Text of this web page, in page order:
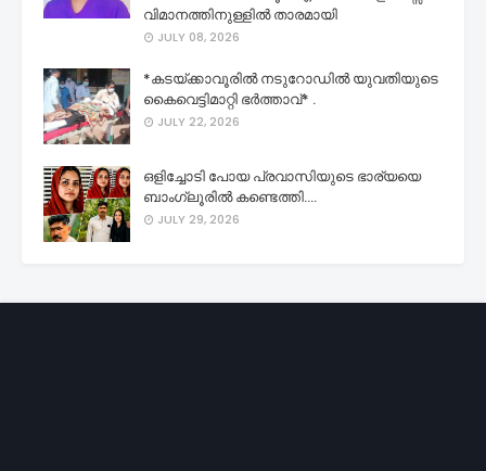
വിമാനത്തിനുള്ളിൽ താരമായി
JULY 08, 2026
*കടയ്ക്കാവൂരിൽ നടുറോഡിൽ യുവതിയുടെ
കൈവെട്ടിമാറ്റി ഭർത്താവ്* .
JULY 22, 2026
ഒളിച്ചോടി പോയ പ്രവാസിയുടെ ഭാര്യയെ
ബാംഗ്ലൂരിൽ കണ്ടെത്തി....
JULY 29, 2026